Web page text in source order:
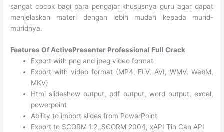
sangat cocok bagi para pengajar khususnya guru agar dapat
menjelaskan materi dengan lebih mudah kepada murid-
muridnya.
Features Of ActivePresenter Professional Full Crack
Export with png and jpeg video format
Export with video format (MP4, FLV, AVI, WMV, WebM,
MKV)
Html slideshow output, pdf output, word output, excel,
powerpoint
Ability to import slides from PowerPoint
Export to SCORM 1.2, SCORM 2004, xAPI Tin Can API